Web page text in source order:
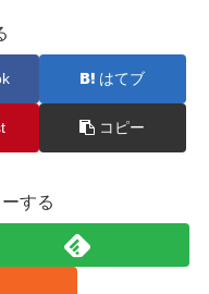
はてブ
コピー
する